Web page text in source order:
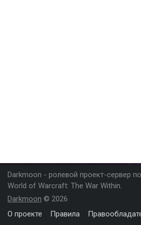
Darkmoon - ролевой проект-сервер
World of Warcraft: The War Within.
Darkmoon © 2026
О проекте
Правила